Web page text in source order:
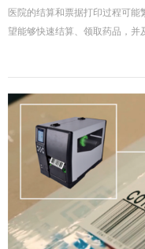
医院的结算和票据打印过程可
望能够快速结算、领取药品，并